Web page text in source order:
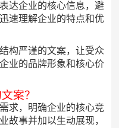
达企业的核心信息，避
速理解企业的特点和优
构严谨的文案，让受众
业的品牌形象和核心价
案？
求，明确企业的核心竞
故事并加以生动展现，